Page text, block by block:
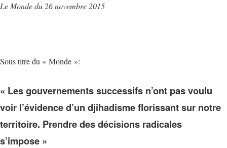
Le Monde du 26 novembre 2015
Sous titre du « Monde »:
« Les gouvernements successifs n’ont pas voulu
voir l’évidence d’un djihadisme florissant sur notre
territoire. Prendre des décisions radicales
s’impose »